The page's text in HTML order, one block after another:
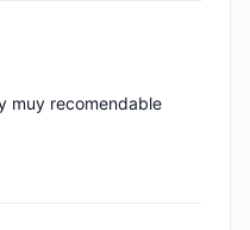
muy recomendable